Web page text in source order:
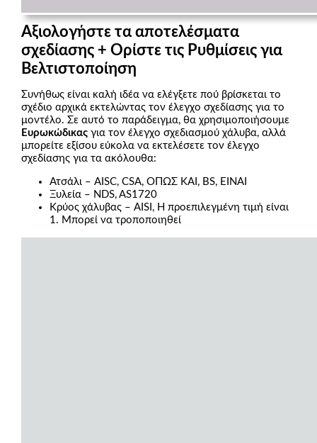
Αξιολογήστε τα αποτελέσματα
σχεδίασης + Ορίστε τις Ρυθμίσεις για
Βελτιστοποίηση
Συνήθως είναι καλή ιδέα να ελέγξετε πού βρίσκεται το
σχέδιο αρχικά εκτελώντας τον έλεγχο σχεδίασης για το
μοντέλο. Σε αυτό το παράδειγμα, θα χρησιμοποιήσουμε
Ευρωκώδικας για τον έλεγχο σχεδιασμού χάλυβα, αλλά
μπορείτε εξίσου εύκολα να εκτελέσετε τον έλεγχο
σχεδίασης για τα ακόλουθα:
Ατσάλι – AISC, CSA, ΟΠΩΣ ΚΑΙ, BS, ΕΙΝΑΙ
Ξυλεία – NDS, AS1720
Κρύος χάλυβας – AISI, Η προεπιλεγμένη τιμή είναι
1. Μπορεί να τροποποιηθεί